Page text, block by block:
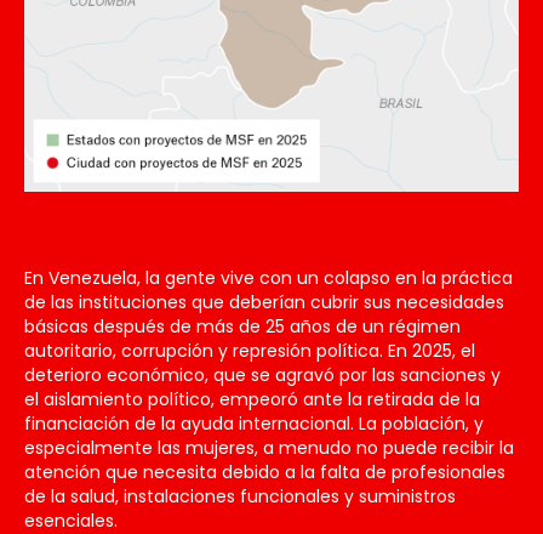
En Venezuela, la gente vive con un colapso en la práctica
de las instituciones que deberían cubrir sus necesidades
básicas después de más de 25 años de un régimen
autoritario, corrupción y represión política. En 2025, el
deterioro económico, que se agravó por las sanciones y
el aislamiento político, empeoró ante la retirada de la
financiación de la ayuda internacional. La población, y
especialmente las mujeres, a menudo no puede recibir la
atención que necesita debido a la falta de profesionales
de la salud, instalaciones funcionales y suministros
esenciales.